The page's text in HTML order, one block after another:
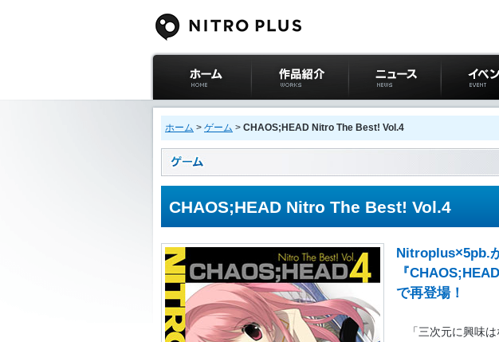
ニトロプラス公式
サイト ホーム
作品紹介 ニュース イベント
ホーム > ゲーム > CHAOS;HEAD Nitro The Best! Vol.4
CHAOS;HEAD Nitro The Best! Vol.4
Nitroplus×5pb.
『
で再登場！
「三次元に興味は